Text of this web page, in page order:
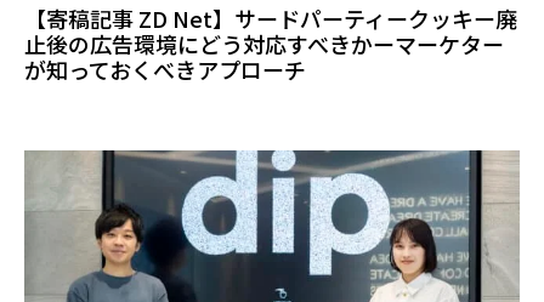
【寄稿記事 ZD Net】サードパーティークッキー廃
止後の広告環境にどう対応すべきかーマーケター
が知っておくべきアプローチ